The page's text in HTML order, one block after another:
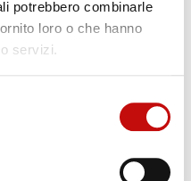
potrebbero combinarle
loro o che hanno
servizi.
Standard
Cylindrical